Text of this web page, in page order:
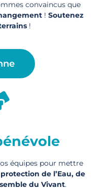
convaincus que
! Soutenez
!
équipes pour mettre
protection de l’Eau, de
du Vivant.